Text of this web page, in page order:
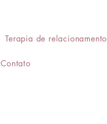
Terapia de relacionamento
Contato